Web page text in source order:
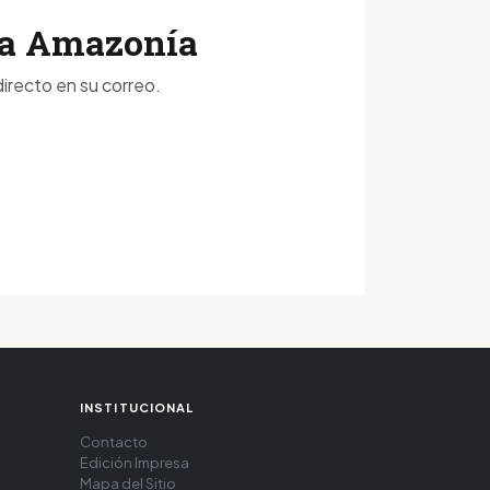
Amazonía
en su correo.
INSTITUCIONAL
Contacto
Edición Impresa
Mapa del Sitio